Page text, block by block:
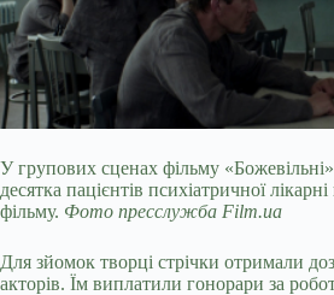
У групових сценах фільму
десятка пацієнтів психіатричної
фільму. Фото пресслужба Film.ua
Для зйомок творці стрічки отримали
акторів. Їм виплатили гонорари за